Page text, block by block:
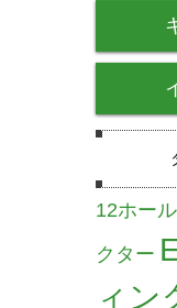
12ホー
クター
ィン